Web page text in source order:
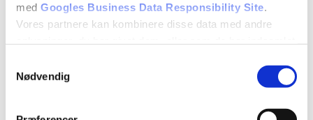
med Googles Business Data Responsibility Site.
Vores partnere kan kombinere disse data med andre
Nødvendig